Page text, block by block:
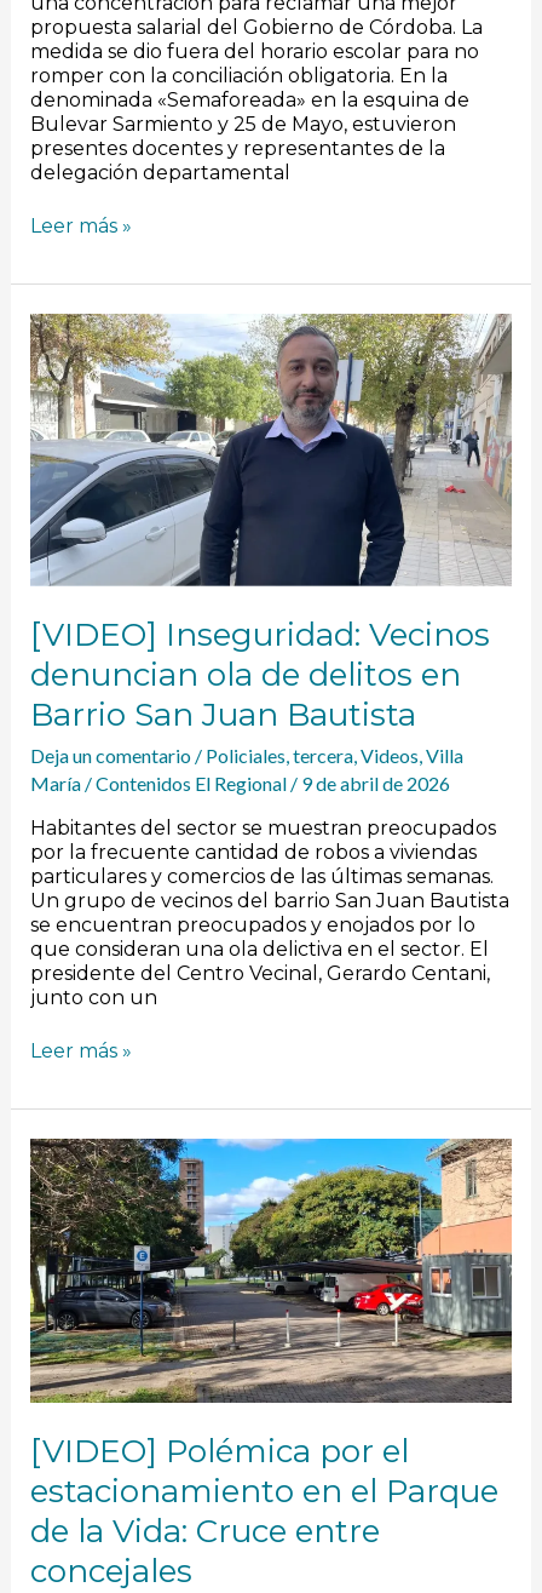
propuesta salarial del Gobierno de Córdoba. La
medida se dio fuera del horario escolar para no
romper con la conciliación obligatoria. En la
denominada «Semaforeada» en la esquina de
Bulevar Sarmiento y 25 de Mayo, estuvieron
presentes docentes y representantes de la
delegación departamental
Leer más »
[VIDEO] Inseguridad: Vecinos
denuncian ola de delitos en
Barrio San Juan Bautista
Deja un comentario / Policiales,tercera,Videos,Villa
María/Contenidos El Regional / 9 de abril de 2026
Habitantes del sector se muestran preocupados
por la frecuente cantidad de robos a viviendas
particulares y comercios de las últimas semanas.
Un grupo de vecinos del barrio San Juan Bautista
se encuentran preocupados y enojados por lo
que consideran una ola delictiva en el sector. El
presidente del Centro Vecinal, Gerardo Centani,
junto con un
[VIDEO]
Inseguridad:
Vecinos
denuncian
ola
de
delitos
en
Barrio
San
Juan
Bautista
Leer más »
[VIDEO] Polémica por el
estacionamiento en el Parque
de la Vida: Cruce entre
concejales
[VIDEO]
Polémica
por
el
estacionamiento
en
el
Parque
de
la
Vida:
entre
concejales